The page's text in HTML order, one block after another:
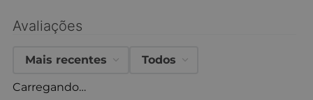
Avaliações
Carregando…
Mais recentes Todos